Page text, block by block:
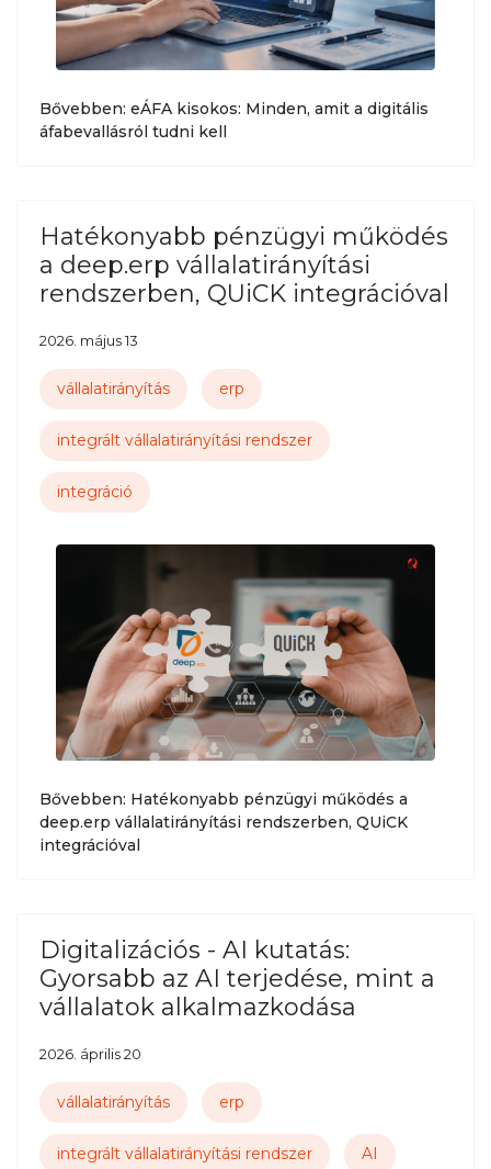
Bővebben: eÁFA kisokos: Minden, amit a digitális
áfabevallásról tudni kell
Hatékonyabb pénzügyi működés
a deep.erp vállalatirányítási
rendszerben, QUiCK integrációval
2026. május 13
vállalatirányítás erp
integrált vállalatirányítási rendszer
integráció
Bővebben: Hatékonyabb pénzügyi működés a
deep.erp vállalatirányítási rendszerben, QUiCK
integrációval
Digitalizációs - AI kutatás:
Gyorsabb az AI terjedése, mint a
vállalatok alkalmazkodása
2026. április 20
vállalatirányítás erp
integrált vállalatirányítási rendszer AI